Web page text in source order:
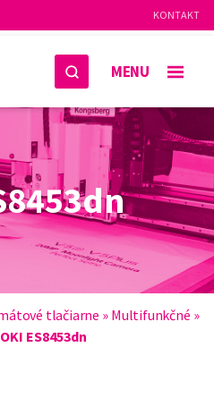
KONTAKT
MENU
tlačiarne » Multifunkčné »
OKI ES8453dn